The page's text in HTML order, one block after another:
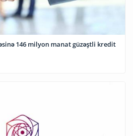
146 milyon manat güzəştli kredit